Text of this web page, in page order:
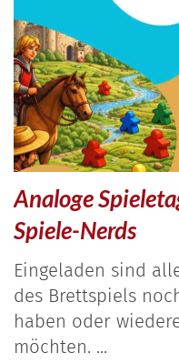
Analoge
Spiele-Nerds
Eingeladen sind
des Brettspiels
haben oder
möchten. ...